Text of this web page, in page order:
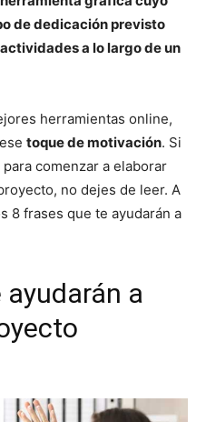
de dedicación previsto
a lo largo de un
herramientas online,
toque de motivación. Si
comenzar a elaborar
no dejes de leer. A
8 frases que te ayudarán a
ayudarán a